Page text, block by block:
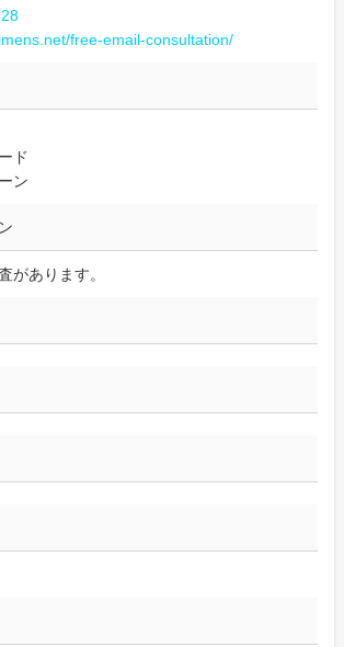
free-email-consultation/
ド
ン
があります。